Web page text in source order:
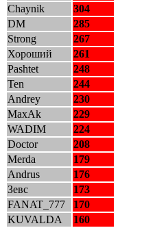
Chaynik
304
DM
285
Strong
267
Хороший
261
Pashtet
248
Ten
244
Andrey
230
MaxAk
229
WADIM
224
Doctor
208
Merda
179
Andrus
176
Зевс
173
FANAT_777
170
KUVALDA
160